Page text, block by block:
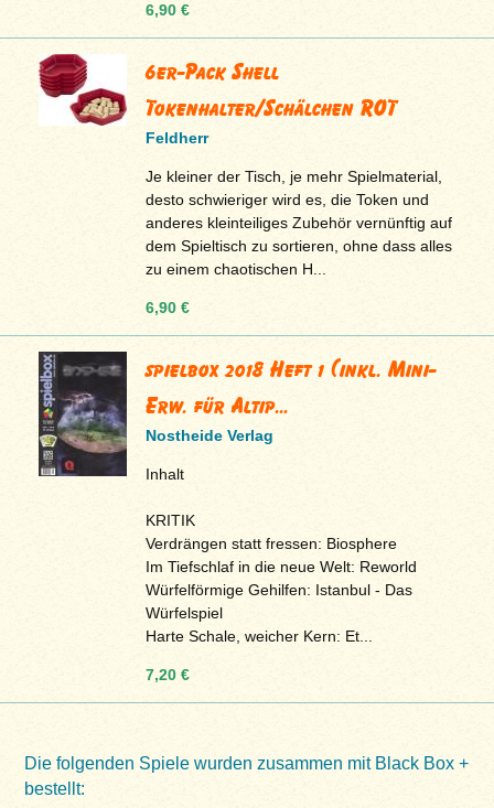
6,90 €
6er-Pack Shell
Tokenhalter/Schälchen ROT
Feldherr
Je kleiner der Tisch, je mehr Spielmaterial,
desto schwieriger wird es, die Token und
anderes kleinteiliges Zubehör vernünftig auf
dem Spieltisch zu sortieren, ohne dass alles
zu einem chaotischen H...
6,90 €
spielbox 2018 Heft 1 (inkl. Mini-
Erw. für Altip...
Nostheide Verlag
Inhalt
KRITIK
Verdrängen statt fressen: Biosphere
Im Tiefschlaf in die neue Welt: Reworld
Würfelförmige Gehilfen: Istanbul - Das
Würfelspiel
Harte Schale, weicher Kern: Et...
7,20 €
Die folgenden Spiele wurden zusammen mit Black Box +
bestellt: